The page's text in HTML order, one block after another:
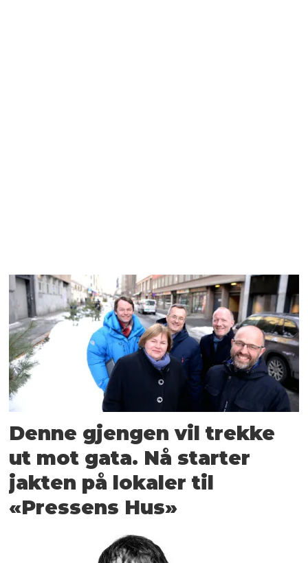
Denne gjengen vil trekke
ut mot gata. Nå starter
jakten på lokaler til
«Pressens Hus»